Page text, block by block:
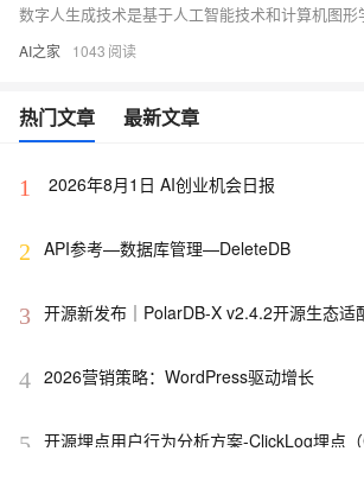
AI之家 1043
热门文章 最新文章
1 2026年8月1日 AI创业机会日报
2 API参考—数据库管理—DeleteDB
3 开源新发布｜PolarDB-X v2.4.2开源生态适
4 2026营销策略：WordPress驱动增长
5 开源埋点用户行为分析方案-ClickLog埋点（